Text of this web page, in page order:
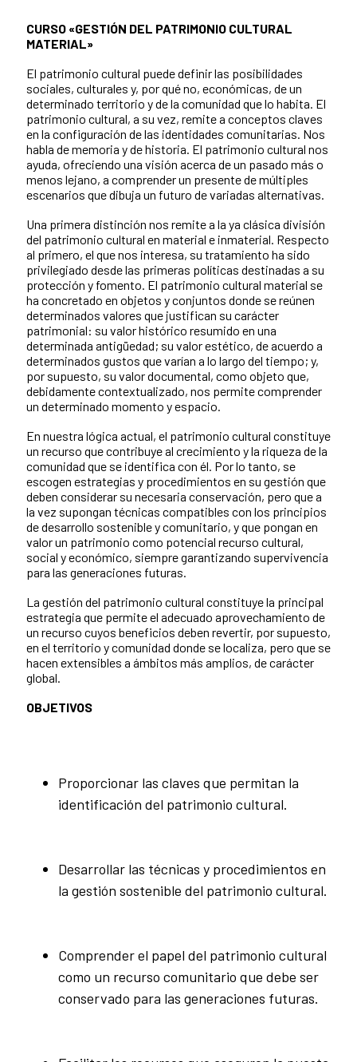
CURSO «GESTIÓN DEL PATRIMONIO CULTURAL
MATERIAL»
El patrimonio cultural puede definir las posibilidades
sociales, culturales y, por qué no, económicas, de un
determinado territorio y de la comunidad que lo habita. El
patrimonio cultural, a su vez, remite a conceptos claves
en la configuración de las identidades comunitarias. Nos
habla de memoria y de historia. El patrimonio cultural nos
ayuda, ofreciendo una visión acerca de un pasado más o
menos lejano, a comprender un presente de múltiples
escenarios que dibuja un futuro de variadas alternativas.
Una primera distinción nos remite a la ya clásica división
del patrimonio cultural en material e inmaterial. Respecto
al primero, el que nos interesa, su tratamiento ha sido
privilegiado desde las primeras políticas destinadas a su
protección y fomento. El patrimonio cultural material se
ha concretado en objetos y conjuntos donde se reúnen
determinados valores que justifican su carácter
patrimonial: su valor histórico resumido en una
determinada antigüedad; su valor estético, de acuerdo a
determinados gustos que varían a lo largo del tiempo; y,
por supuesto, su valor documental, como objeto que,
debidamente contextualizado, nos permite comprender
un determinado momento y espacio.
En nuestra lógica actual, el patrimonio cultural constituye
un recurso que contribuye al crecimiento y la riqueza de la
comunidad que se identifica con él. Por lo tanto, se
escogen estrategias y procedimientos en su gestión que
deben considerar su necesaria conservación, pero que a
la vez supongan técnicas compatibles con los principios
de desarrollo sostenible y comunitario, y que pongan en
valor un patrimonio como potencial recurso cultural,
social y económico, siempre garantizando supervivencia
para las generaciones futuras.
La gestión del patrimonio cultural constituye la principal
estrategia que permite el adecuado aprovechamiento de
un recurso cuyos beneficios deben revertir, por supuesto,
en el territorio y comunidad donde se localiza, pero que se
hacen extensibles a ámbitos más amplios, de carácter
global.
OBJETIVOS
Proporcionar las claves que permitan la
identificación del patrimonio cultural.
Desarrollar las técnicas y procedimientos en
la gestión sostenible del patrimonio cultural.
Comprender el papel del patrimonio cultural
como un recurso comunitario que debe ser
conservado para las generaciones futuras.